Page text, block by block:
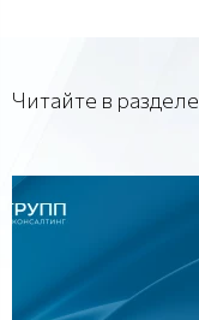
Читайте в разделе